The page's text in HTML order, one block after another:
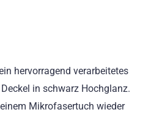
hervorragend verarbeitetes
in schwarz Hochglanz.
Mikrofasertuch wieder